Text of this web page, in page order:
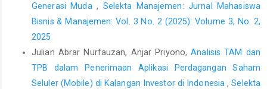
Dai, L., Maksimov, V., Gilbert, B. A., & Fernhaber, S. A. (2014).
Entrepreneurial orientation and international scope: The
differential roles of innovativeness, proactiveness, and risk-
taking. Journal of Business Venturing, 29(4), pp. 511–524.
Durmuşoǧlu, S. S., & Barczak, G. (2011). The use of information
Generasi Muda, Selekta Manajemen: Jurnal Mahasiswa
Bisnis & Manajemen: Vol. 3 No. 2 (2025): Volume 3, No. 2,
2025
Julian Abrar Nurfauzan, Anjar Priyono,Analisis TAM dan
TPB dalam Penerimaan Aplikasi Perdagangan Saham
Seluler (Mobile) di Kalangan Investor di Indonesia,Selekta